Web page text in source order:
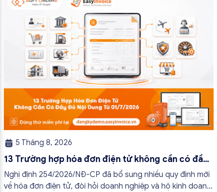
5 Tháng 8, 2026
13 Trường hợp hóa đơn điện tử không cần có đầy
đủ nội dung từ 01/7/2026
Nghị định 254/2026/NĐ-CP đã bổ sung nhiều quy định mới
về hóa đơn điện tử, đòi hỏi doanh nghiệp và hộ kinh doanh